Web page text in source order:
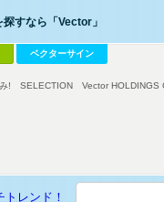
すなら「Vector」
ベクターサイン
トレンド！
! SELECTION Vector HOLDINGS